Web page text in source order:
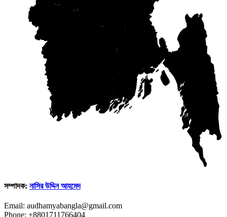
সম্পাদক: নাসির উদ্দিন আহমেদ
Email: audhamyabangla@gmail.com
Phone: +8801711766404